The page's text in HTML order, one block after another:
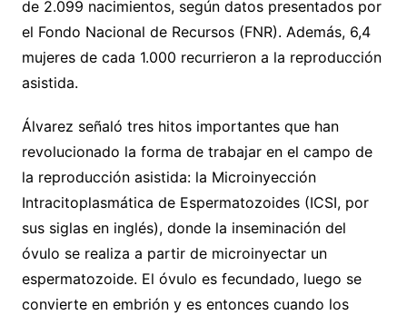
de 2.099 nacimientos, según datos presentados por
el Fondo Nacional de Recursos (FNR). Además, 6,4
mujeres de cada 1.000 recurrieron a la reproducción
asistida.
Álvarez señaló tres hitos importantes que han
revolucionado la forma de trabajar en el campo de
la reproducción asistida: la Microinyección
Intracitoplasmática de Espermatozoides (ICSI, por
sus siglas en inglés), donde la inseminación del
óvulo se realiza a partir de microinyectar un
espermatozoide. El óvulo es fecundado, luego se
convierte en embrión y es entonces cuando los